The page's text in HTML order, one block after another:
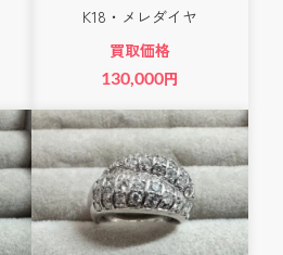
K18・メレダイヤ
買取価格
130,000円